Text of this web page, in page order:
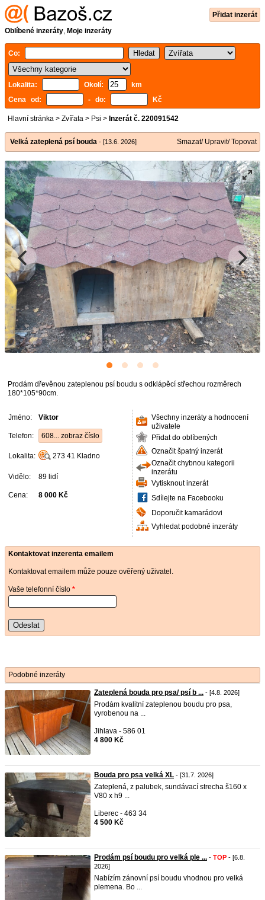
Přidat inzerát
Oblíbené inzeráty, Moje inzeráty
Co:
Lokalita: Okolí:
km
Cena od:
- do: Kč
Hlavní stránka > Zvířata > Psi > Inzerát č. 220091542
Velká zateplená psí bouda - [13.6. 2026] Smazat/ Upravit/ Topovat
Prodám dřevěnou zateplenou psí boudu s odklápěcí střechou rozměrech
180*105*90cm.
Jméno: Viktor
Telefon: 608... zobraz číslo
Lokalita: 273 41 Kladno
Vidělo: 89 lidí
Cena: 8 000 Kč
Všechny inzeráty a hodnocení
uživatele
Přidat do oblíbených
Označit špatný inzerát
Označit chybnou kategorii
inzerátu
Vytisknout inzerát
Sdílejte na Facebooku
Doporučit kamarádovi
Vyhledat podobné inzeráty
Kontaktovat inzerenta emailem
Kontaktovat emailem může pouze ověřený uživatel.
Vaše telefonní číslo *
Odeslat
Podobné inzeráty
Zateplená bouda pro psa/ psí b ... - [4.8. 2026]
Prodám kvalitní zateplenou boudu pro psa,
vyrobenou na ...
Jihlava - 586 01
4 800 Kč
Bouda pro psa velká XL - [31.7. 2026]
Zateplená, z palubek, sundávací strecha š160 x
V80 x h9 ...
Liberec - 463 34
4 500 Kč
Prodám psí boudu pro velká ple ... - TOP - [6.8.
2026]
Nabízím zánovní psí boudu vhodnou pro velká
plemena. Bo ...